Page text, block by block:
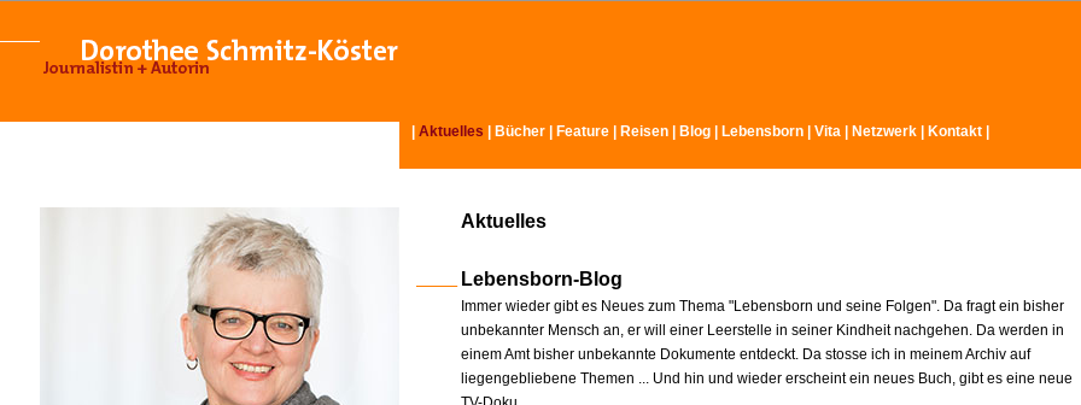
Aktuelles Bücher Feature Reisen Blog Lebensborn Vita Netzwerk Kontakt
Aktuelles
Lebensborn-Blog
Immer wieder gibt es Neues zum Thema "Lebensborn und seine Folgen". Da fragt ein bisher
unbekannter Mensch an, er will einer Leerstelle in seiner Kindheit nachgehen. Da werden in
einem Amt bisher unbekannte Dokumente entdeckt. Da stosse ich in meinem Archiv auf
liegengebliebene Themen ... Und hin und wieder erscheint ein neues Buch, gibt es eine neue